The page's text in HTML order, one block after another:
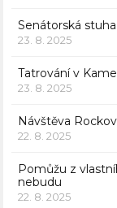
Senátorská
23. 8. 2025
Tatrování v
23. 8. 2025
Návštěva
22. 8. 2025
Pomůžu z
nebudu
22. 8. 2025